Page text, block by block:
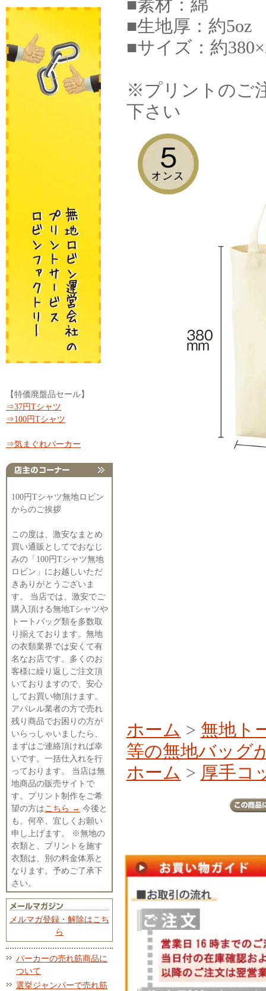
【特価廃盤品セール】
⇒37円Tシャツ
⇒100円Tシャツ
⇒気まぐれパーカー
100円Tシャツ無地ロビン
からのご挨拶
この度は、激安なまとめ
買い通販としてでおなじ
みの「100円Tシャツ無地
ロビン」にお越しいただ
きありがとうございま
す。 当店では、激安でご
購入頂ける無地Tシャツや
トートバッグ類を多数取
り揃えております。無地
の衣類業界では安くて有
名なお店です。多くのお
客様に繰り返しご注文頂
いておりますので、安心
してお買い物頂けます。
アパレル業者の方で売れ
残り商品でお困りの方が
いらっしゃいましたら、
まずはご連絡頂ければ幸
いです。一括仕入れを行
っております。 当店は無
地商品の販売サイトで
す。プリント制作をご希
望の方はこちら → 今後と
も、何卒、宜しくお願い
申し上げます。 ※無地の
衣類と、プリントを施す
衣類は、別の料金体系と
なります。予めご了承下
さい。
メルマガ登録・解除はこち
ら
パーカーの売れ筋商品に
ついて
選挙ジャンパーで売れ筋
■素材：綿
■生地厚：約5oz
■サイズ：約
※プリントのご
下さい
ホーム > 無地ト
等の無地バッグ
ホーム > 厚手コ